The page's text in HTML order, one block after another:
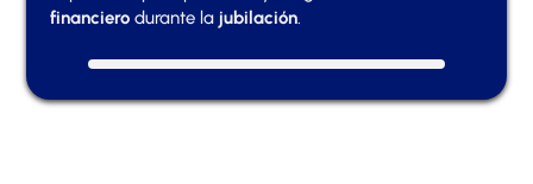
financiero durante la jubilación.